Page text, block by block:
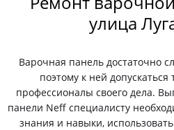
улица
Варочная панель достаточно
поэтому к ней
профессионалы своего дела.
панели Neff специалисту
знания и навыки,